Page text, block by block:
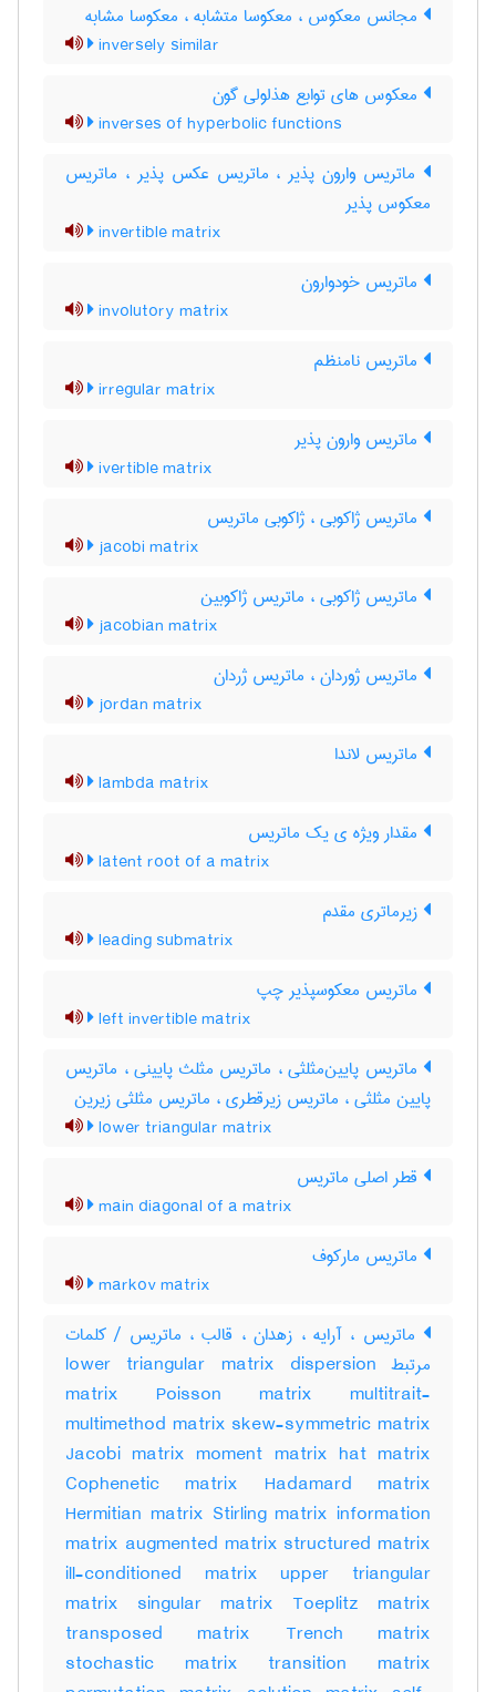
مجانس معکوس ، معکوسا متشابه ، معکوسا مشابه
inversely similar
معکوس های توابع هذلولی گون
inverses of hyperbolic functions
ماتریس وارون پذیر ، ماتریس عکس پذیر ، ماتریس
معکوس پذیر
invertible matrix
ماتریس خودوارون
involutory matrix
ماتریس نامنظم
irregular matrix
ماتریس وارون پذیر
ivertible matrix
ماتریس ژاکوبی ، ژاکوبی ماتریس
jacobi matrix
ماتریس ژاکوبی ، ماتریس ژاکوبین
jacobian matrix
ماتریس ژوردان ، ماتریس ژردان
jordan matrix
ماتریس لاندا
lambda matrix
مقدار ویژه ی یک ماتریس
latent root of a matrix
زیرماتری مقدم
leading submatrix
ماتریس معکوسپذیر چپ
left invertible matrix
ماتریس پایین‌مثلثی ، ماتریس مثلث پایینی ، ماتریس
پایین مثلثی ، ماتریس زیرقطری ، ماتریس مثلثی زیرین
lower triangular matrix
قطر اصلی ماتریس
main diagonal of a matrix
ماتریس مارکوف
markov matrix
ماتریس ، آرایه ، زهدان ، قالب ، ماتریس / کلمات
مرتبط lower triangular matrix dispersion
matrix Poisson matrix multitrait-
multimethod matrix skew-symmetric matrix
Jacobi matrix moment matrix hat matrix
Cophenetic matrix Hadamard matrix
Hermitian matrix Stirling matrix information
matrix augmented matrix structured matrix
ill-conditioned matrix upper triangular
matrix singular matrix Toeplitz matrix
transposed matrix Trench matrix
stochastic matrix transition matrix